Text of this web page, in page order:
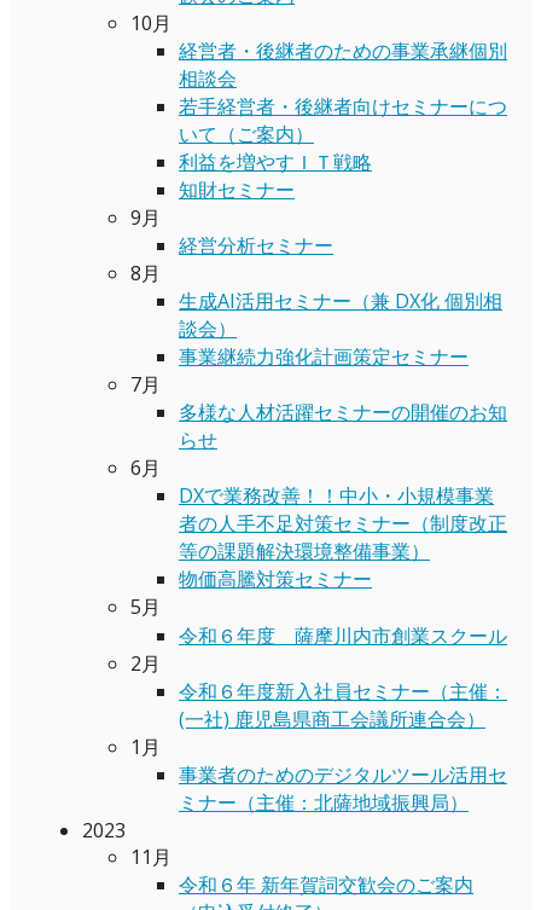
10月
経営者・後継者のための事業承継個別
相談会
若手経営者・後継者向けセミナーにつ
いて（ご案内）
利益を増やすＩＴ戦略
知財セミナー
9月
経営分析セミナー
8月
生成AI活用セミナー（兼 DX化 個別相
談会）
事業継続力強化計画策定セミナー
7月
多様な人材活躍セミナーの開催のお知
らせ
6月
DXで業務改善！！中小・小規模事業
者の人手不足対策セミナー（制度改正
等の課題解決環境整備事業）
物価高騰対策セミナー
5月
令和６年度 薩摩川内市創業スクール
2月
令和６年度新入社員セミナー（主催：
(一社) 鹿児島県商工会議所連合会）
1月
事業者のためのデジタルツール活用セ
ミナー（主催：北薩地域振興局）
2023
11月
令和６年 新年賀詞交歓会のご案内